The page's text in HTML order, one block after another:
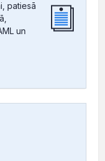
patiesā
un